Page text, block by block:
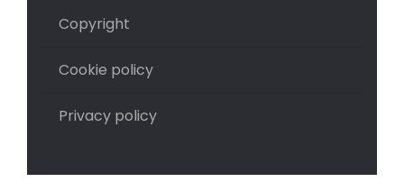
Copyright
Cookie policy
Privacy policy